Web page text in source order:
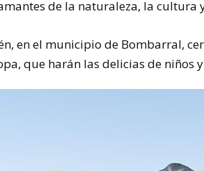
de la naturaleza, la
en el municipio de Bombarral,
que harán las delicias de niños